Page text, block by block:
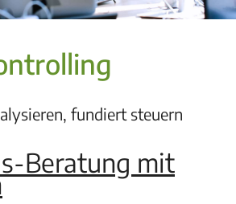
fundiert steuern
Beratung mit